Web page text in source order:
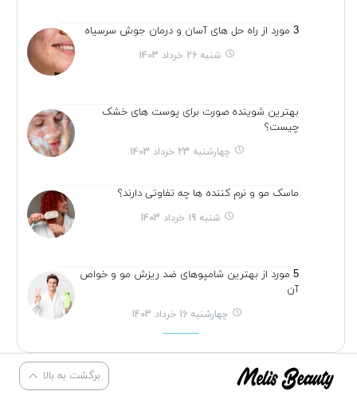
3 مورد از راه حل های آسان و درمان جوش سرسیاه
شنبه 26 خرداد 1403
بهترین شوینده صورت برای پوست های خشک
چیست؟
چهارشنبه 23 خرداد 1403
ماسک مو و نرم کننده ها چه تفاوتی دارند؟
شنبه 19 خرداد 1403
5 مورد از بهترین شامپوهای ضد ریزش مو و خواص
آن
چهارشنبه 16 خرداد 1403
برگشت به بالا